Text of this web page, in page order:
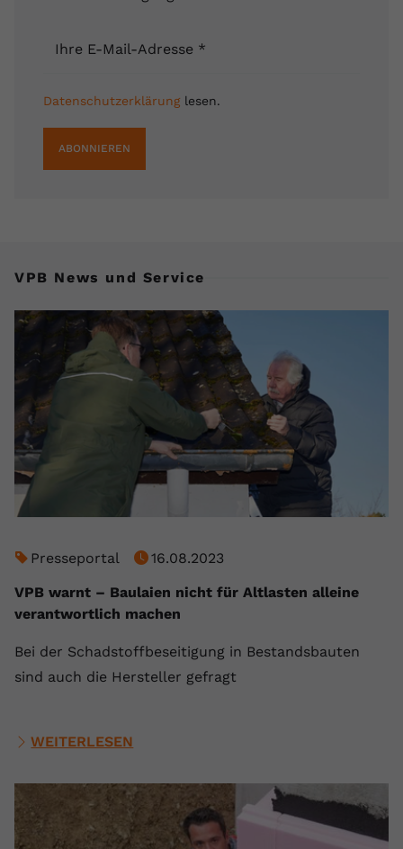
Ihre E-Mail-Adresse *
Datenschutzerklärunglesen.
ABONNIEREN
VPB News und Service
Presseportal
16.08.2023
VPB warnt – Baulaien nicht für Altlasten alleine
verantwortlich machen
Bei der Schadstoffbeseitigung in Bestandsbauten
sind auch die Hersteller gefragt
WEITERLESEN